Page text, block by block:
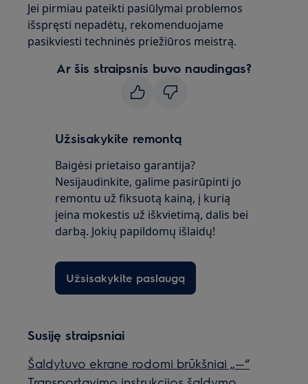
Jei pirmiau pateikti pasiūlymai problemos
išspręsti nepadėtų, rekomenduojame
pasikviesti techninės priežiūros meistrą.
Ar šis straipsnis buvo naudingas?
Užsisakykite remontą
Baigėsi prietaiso garantija?
Nesijaudinkite, galime pasirūpinti jo
remontu už fiksuotą kainą, į kurią
įeina mokestis už iškvietimą, dalis bei
darbą. Jokių papildomų išlaidų!
Užsisakykite paslaugą
Susiję straipsniai
Šaldytuvo ekrane rodomi brūkšniai „—“